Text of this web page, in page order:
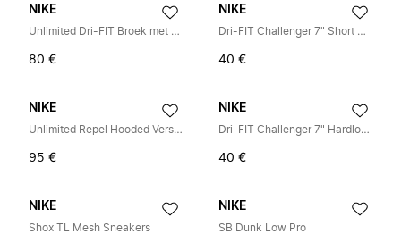
NIKE
Unlimited Dri-FIT Broek met Ritsmanchetten
80 €
NIKE
Dri-FIT Challenger 7" Short met ingebouwde slip
40 €
NIKE
Unlimited Repel Hooded Versatile Jacket
95 €
NIKE
Dri-FIT Challenger 7" Hardloopbroek met binnenbroek
40 €
NIKE
Shox TL Mesh Sneakers
NIKE
SB Dunk Low Pro